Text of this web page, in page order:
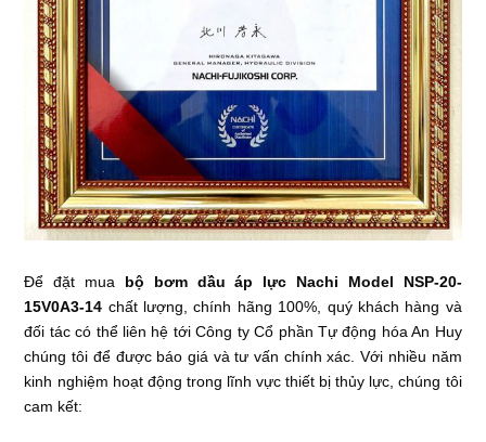
Để đặt mua bộ bơm dầu áp lực Nachi Model NSP-20-
15V0A3-14 chất lượng, chính hãng 100%, quý khách hàng và
đối tác có thể liên hệ tới Công ty Cổ phần Tự động hóa An Huy
chúng tôi để được báo giá và tư vấn chính xác. Với nhiều năm
kinh nghiệm hoạt động trong lĩnh vực thiết bị thủy lực, chúng tôi
cam kết: